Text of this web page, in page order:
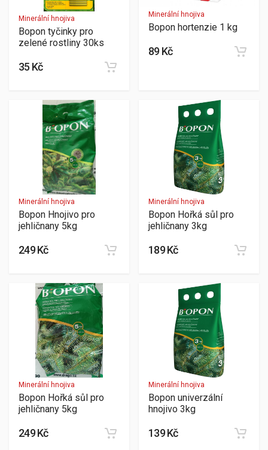
Minerální hnojiva
Bopon tyčinky pro
zelené rostliny 30ks
35 Kč
Minerální hnojiva
Bopon hortenzie 1 kg
89 Kč
Minerální hnojiva
Bopon Hnojivo pro
jehličnany 5kg
249 Kč
Minerální hnojiva
Bopon Hořká sůl pro
jehličnany 3kg
189 Kč
Minerální hnojiva
Bopon Hořká sůl pro
jehličnany 5kg
249 Kč
Minerální hnojiva
Bopon univerzální
hnojivo 3kg
139 Kč